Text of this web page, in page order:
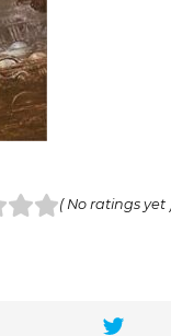
( No ratings yet